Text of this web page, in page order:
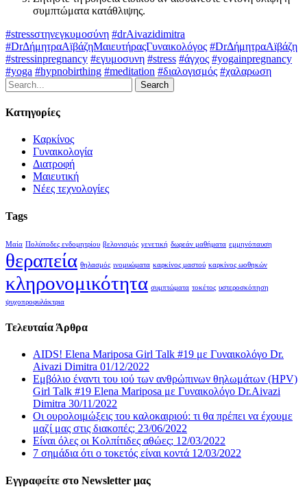
συμπτώματα κατάθλιψης.
#stressστηνεγκυμοσύνη #drAivazidimitra
#DrΔήμητραΑϊβάζηΜαιευτήραςΓυναικολόγος #DrΔήμητραΑϊβάζη
#stressinpregnancy #εγυμοσυνη #stress #άγχος #yogainpregnancy
#yoga #hypnobirthing #meditation #διαλογισμός #χαλαρωση
Search
Κατηγορίες
Καρκίνος
Γυναικολογία
Διατροφή
Μαιευτική
Νέες τεχνολογίες
Tags
Μαία Πολύποδες ενδομητρίου βελονισμός γενετική δωρεάν μαθήματα εμμηνόπαυση
θεραπεία θηλασμός ινομυώματα καρκίνος μαστού καρκίνος ωοθηκών
κληρονομικότητα συμπτώματα τοκέτος υστεροσκόπηση
ψυχοπροφυλάκτρια
Τελευταία Άρθρα
AIDS! Elena Mariposa Girl Talk #19 με Γυναικολόγο Dr.
Aivazi Dimitra 01/12/2022
Εμβόλιο έναντι του ιού των ανθρώπινων θηλωμάτων (HPV)
Girl Talk #19 Elena Mariposa με Γυναικολόγο Dr.Aivazi
Dimitra 30/11/2022
Οι ουρολοιμώξεις του καλοκαιριού: τι θα πρέπει να έχουμε
μαζί μας στις διακοπές; 23/06/2022
Είναι όλες οι Κολπίτιδες αθώες; 12/03/2022
7 σημάδια ότι ο τοκετός είναι κοντά 12/03/2022
Εγγραφείτε στο Newsletter μας